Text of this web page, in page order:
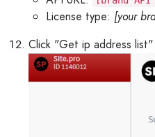
License type: [your
Click "Get ip address